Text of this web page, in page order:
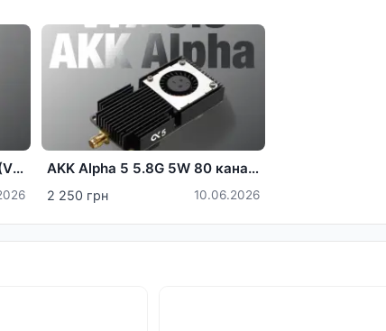
Kimpok 2.5W 4.5GHz 16CH (VTX) відеопередавач AKK Alpha 5 5.8G 5W 80 каналів
2 250 грн 10.06.2026